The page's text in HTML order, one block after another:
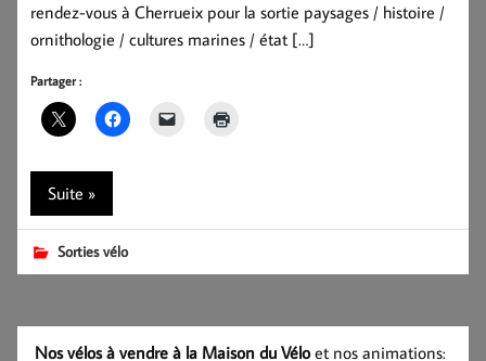
rendez-vous à Cherrueix pour la sortie paysages / histoire /
ornithologie / cultures marines / état […]
Partager :
Suite »
Sorties vélo
Nos vélos à vendre à la Maison du Véloet nos animations: